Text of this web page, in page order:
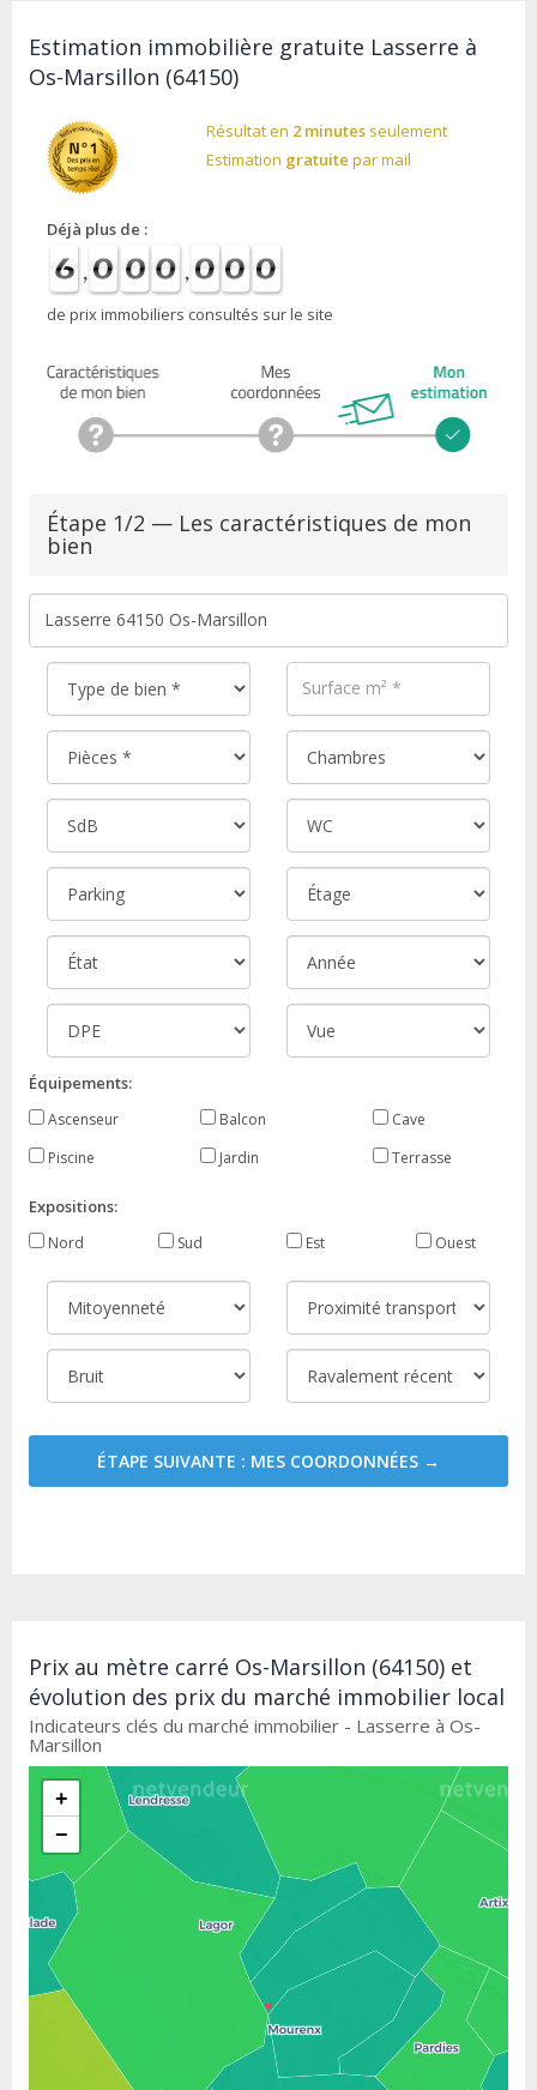
Estimation immobilière gratuite Lasserre à
Os-Marsillon (64150)
Résultat en 2 minutes seulement
Estimation gratuite par mail
Déjà plus de :
de prix immobiliers consultés sur le site
Étape 1/2 — Les caractéristiques de mon
bien
Équipements:
Ascenseur Balcon
Cave
Piscine
Jardin Terrasse
Expositions:
Nord Sud Est Ouest
ÉTAPE SUIVANTE : MES COORDONNÉES →
Prix au mètre carré Os-Marsillon (64150) et
évolution des prix du marché immobilier local
Indicateurs clés du marché immobilier - Lasserre à Os-
Marsillon
+
−